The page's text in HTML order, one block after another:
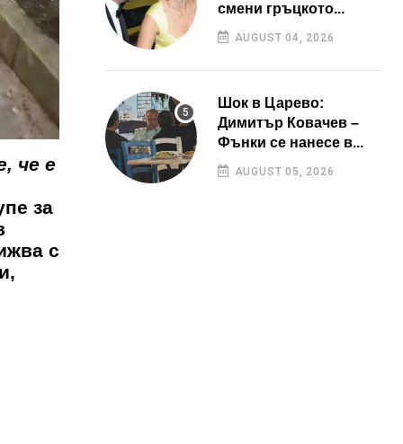
че е
за
с
смени гръцкото...
AUGUST 04, 2026
Шок в Царево:
Димитър Ковачев –
Фънки се нанесе в...
AUGUST 05, 2026